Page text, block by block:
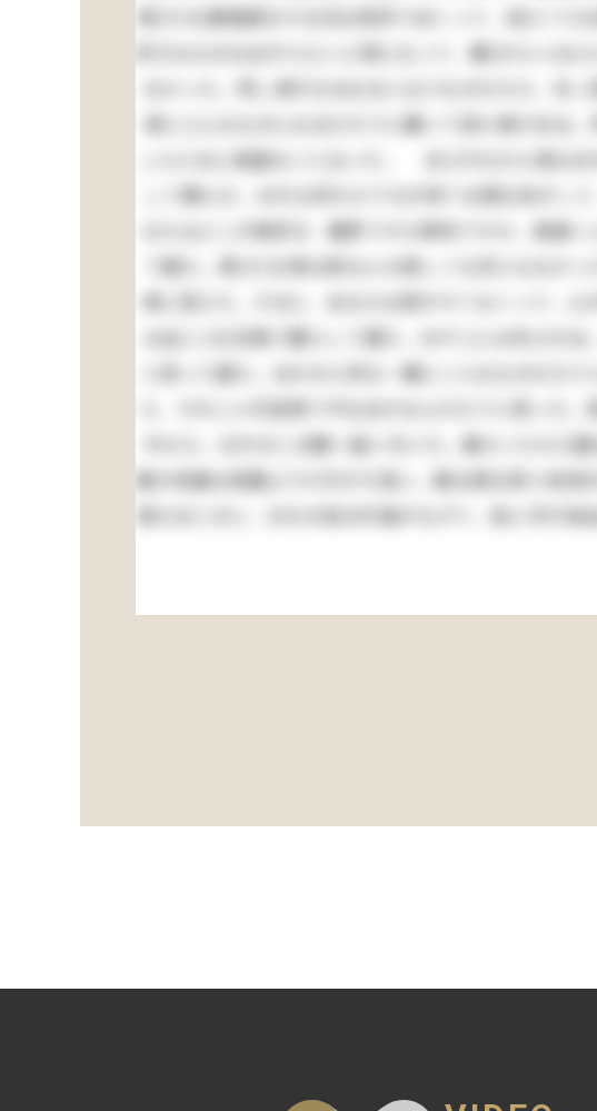
其(その)癖勉強をする兄は色許り白くって、迚(とて)
好きなものは必ずえらい人物になって、嫌(きらい)
なかった。然し清がなるなると云うものだから、矢
清にどんなものになるだろうと聞いて見た事がある
しらえるに相違ないと云った。 夫(それ)から清はお
して頼んだ。おれも何だかうちが持てる様な気がし
なたはどこが御好き、麹町ですか麻布ですか、御庭
て居た。其(その)時は家なんか欲しくも何ともなか
清に答えた。すると、あなたは慾がすくなくって、
は此(この)状態で暮らして居た。おやじには叱られ
と思って居た。ほかの小供も一概にこんなものだろ
ら、それじゃ可哀想で不仕合せなんだろうと思った
中から、おれの二の腕へ食い付いた。痛かったから
屋の地面は菜園より六尺がた低い。勘太郎は四つ目
落ちるときに、おれの袷の片袖がもげて、急に手が